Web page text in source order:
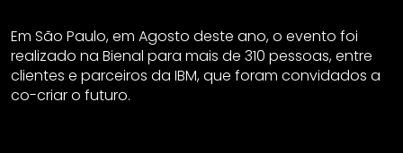
Em São Paulo, em Agosto deste ano, o evento foi
realizado na Bienal para mais de 310 pessoas, entre
clientes e parceiros da IBM, que foram convidados a
co-criar o futuro.